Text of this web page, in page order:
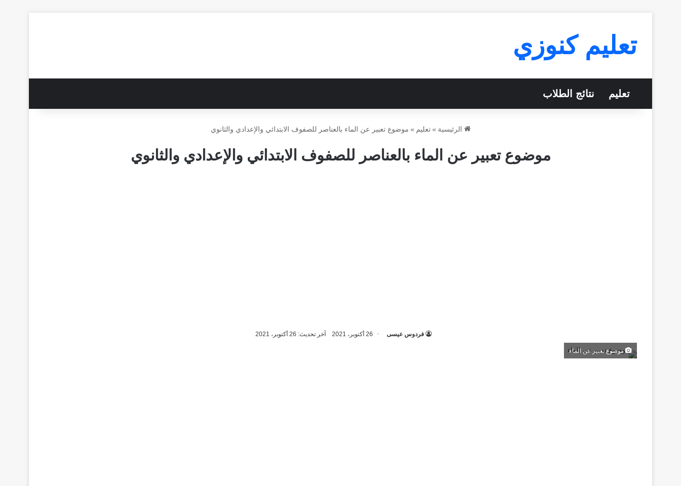
تعليم كنوزي
تعليم نتائج الطلاب
الرئيسية » تعليم » موضوع تعبير عن الماء بالعناصر للصفوف الابتدائي والإعدادي والثانوي
موضوع تعبير عن الماء بالعناصر للصفوف الابتدائي والإعدادي والثانوي
فردوس عيسى 26 أكتوبر، 2021 آخر تحديث: 26 أكتوبر، 2021
موضوع تعبير عن الماء